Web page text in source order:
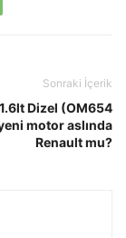
Sonraki İçerik
Dizel (OM654
motor aslında
Renault mu?